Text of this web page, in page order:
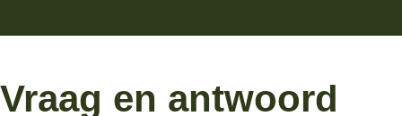
Vraag en antwoord